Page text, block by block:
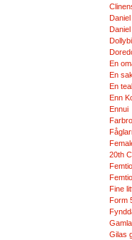
En
En
En
Enn
Ennui
20th
Fine
Form
Gilas